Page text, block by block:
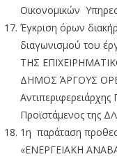
Οικονομικών
Έγκριση όρων
διαγωνισμού του
ΤΗΣ
ΔΗΜΟΣ ΆΡΓΟΥΣ
Αντιπεριφερειάρχης
Προϊστάμενος της
1η παράταση
«ΕΝΕΡΓΕΙΑΚΗ